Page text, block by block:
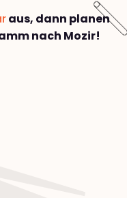
aus, dann planen
nach Mozir!